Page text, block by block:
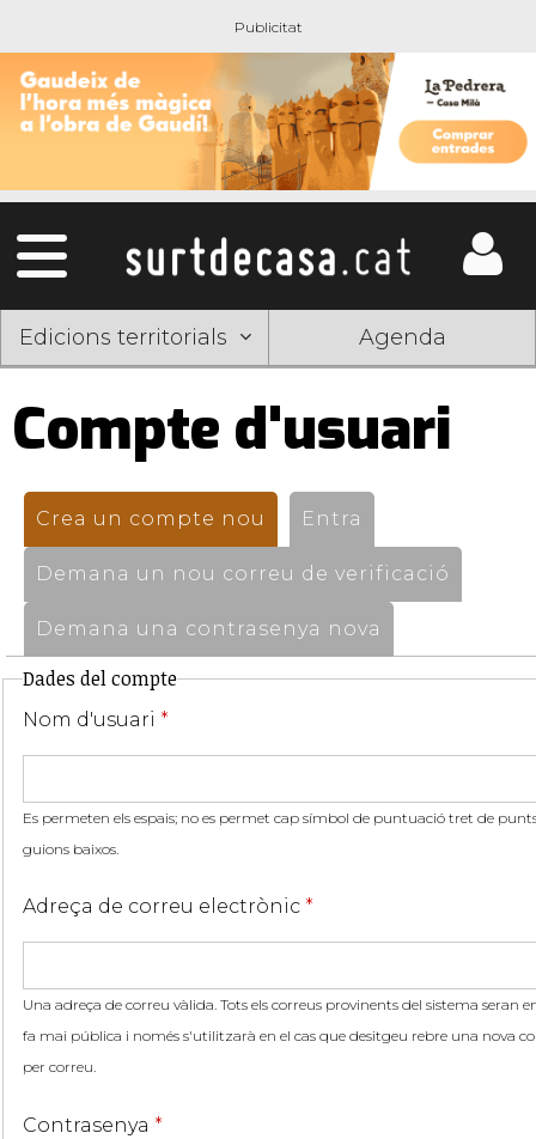
Edicions territorials Agenda
Compte d'usuari
Pestanyes
primàries
Crea un compte nou (pestanya activa)
Entra
Demana un nou correu de verificació
Demana una contrasenya nova
Dades del compte
Nom d'usuari *
Es permeten els espais; no es permet cap símbol de puntuació tret de
guions baixos.
Adreça de correu electrònic *
Una adreça de correu vàlida. Tots els correus provinents del sistema seran
fa mai pública i només s'utilitzarà en el cas que desitgeu rebre una nova
per correu.
Contrasenya *